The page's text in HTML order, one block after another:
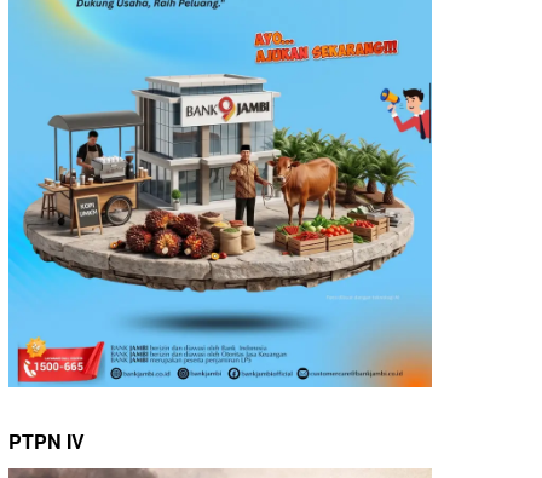
PTPN IV